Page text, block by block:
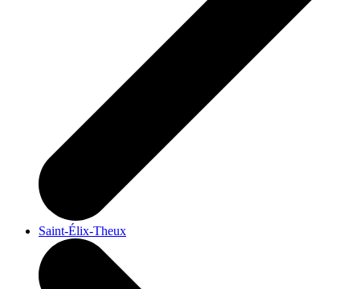
Saint-Élix-Theux